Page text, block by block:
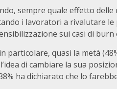
sempre quale effetto
i lavoratori a rivalutare
sui casi di
particolare, quasi la metà
di cambiare la sua
ha dichiarato che lo